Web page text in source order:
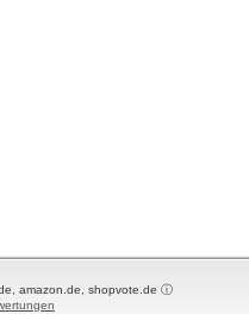
amazon.de, shopvote.de ⓘ